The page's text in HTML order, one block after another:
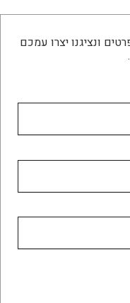
ונציגנו יצרו עמכם